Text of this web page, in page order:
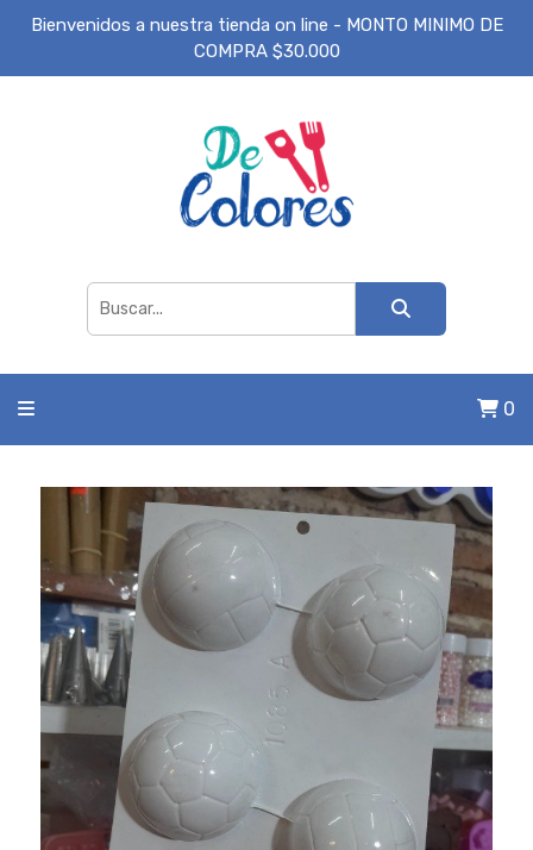
Bienvenidos a nuestra tienda on line - MONTO MINIMO DE
COMPRA $30.000
0